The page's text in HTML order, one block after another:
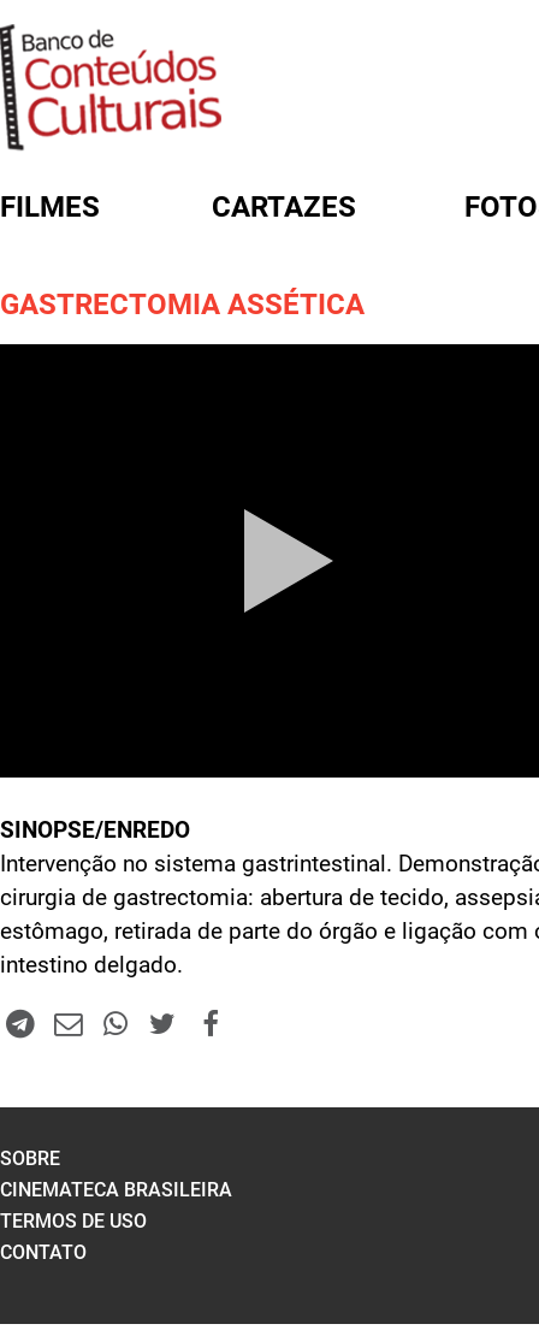
FILMES CARTAZES
GASTRECTOMIA ASSÉTICA
SINOPSE/ENREDO
Intervenção no sistema gastrintestinal.
cirurgia de gastrectomia: abertura de tecido,
estômago, retirada de parte do órgão e ligação com
intestino delgado.
FORMULÁRIO DE BUSCA
SOBRE
CINEMATECA BRASILEIRA
TERMOS DE USO
CONTATO